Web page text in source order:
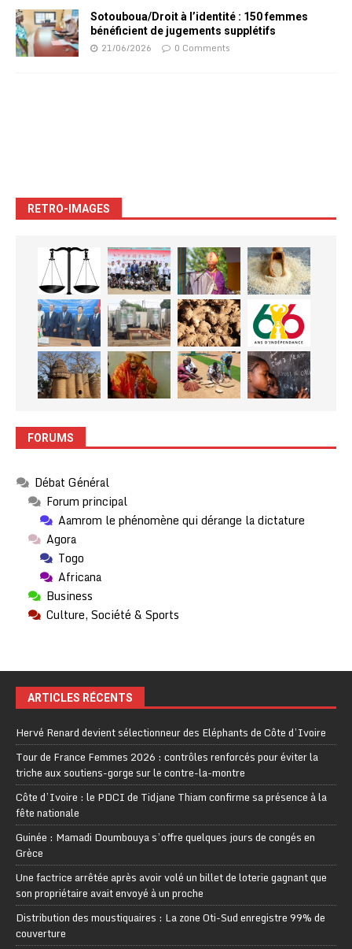
Sotouboua/Droit à l’identité : 150 femmes
bénéficient de jugements supplétifs
21/06/2026 0 Comments
RETRO-IMAGES
FORUMS
Débat Général
Forum principal
Aamrom le phénomène qui dérange la dictature
Agora
Togo
Africana
Business
Culture, Société & Sports
ARTICLES RÉCENTS
Hervé Renard devient sélectionneur des Eléphants de Côte d’Ivoire
Tour de France Femmes 2026 : contrôles renforcés pour éviter la
triche aux soutiens-gorge sur le contre-la-montre
Côte d’Ivoire : le PDCI de Tidjane Thiam confirme sa présence à la
fête nationale
Guinée : Mamadi Doumbouya s’offre quelques jours de congés en
Grèce
Une factrice arrêtée après avoir volé un billet de loterie gagnant que
son propriétaire avait envoyé à un proche
Distribution des moustiquaires : La zone Oti-Sud enregistre 99% de
couverture